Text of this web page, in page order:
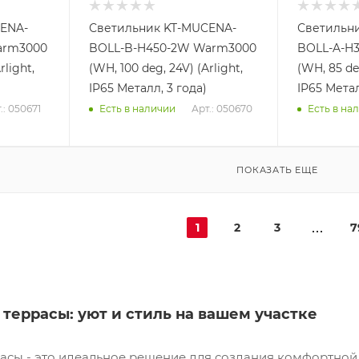
050671
Светильник KT-MUCENA-
BOLL-B-H450-2W Warm3000
(WH, 100 deg, 24V) (Arlight,
IP65 Металл, 3 года)
Есть в наличии Арт.: 050670
BOLL-A-
(WH, 85
IP65
Есть в
ПОКАЗАТЬ ЕЩЕ
1 2 3
уют и стиль на вашем участке